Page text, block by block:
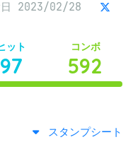
日 2023/02/28
ット
97
コンボ
592
スタンプシート